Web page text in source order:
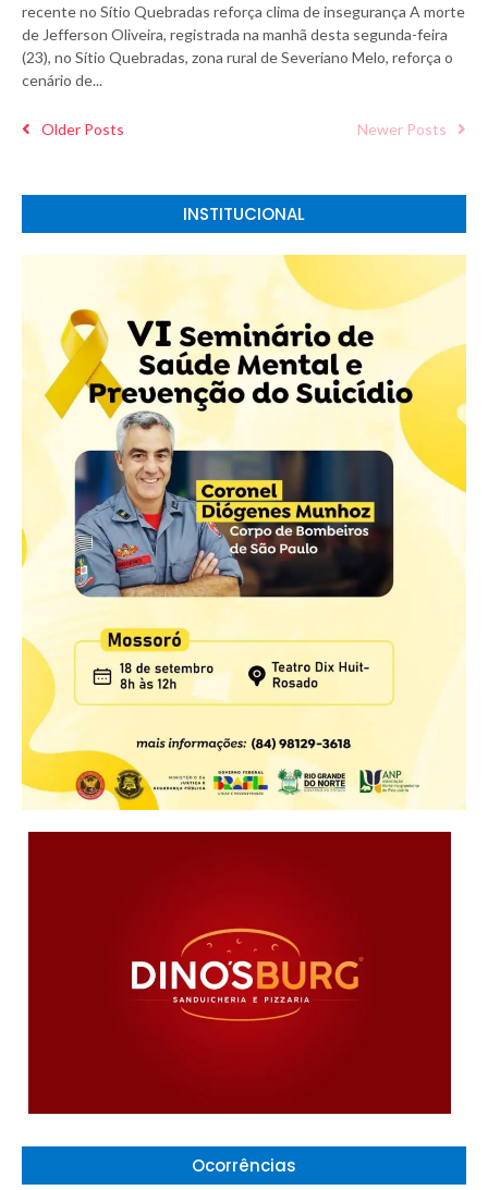
recente no Sítio Quebradas reforça clima de insegurança A morte
de Jefferson Oliveira, registrada na manhã desta segunda-feira
(23), no Sítio Quebradas, zona rural de Severiano Melo, reforça o
cenário de...
Older Posts Newer Posts
INSTITUCIONAL
Ocorrências